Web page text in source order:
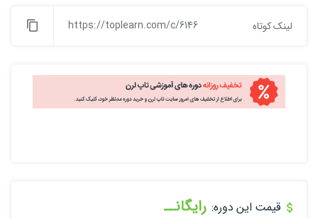
لینک کوتاه https://toplearn.com/c/6146
قیمت این دوره: رایگانــ